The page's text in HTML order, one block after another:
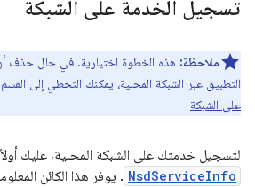
تسجيل الخدمة على الشبكة
ملاحظة: هذه الخطوة اختيارية. في حال حذف
التطبيق عبر الشبكة المحلية، يمكنك التخطي إلى القسم
على الشبكة
لتسجيل خدمتك على الشبكة المحلية، عليك
NsdServiceInfo . يوفر هذا الكائن